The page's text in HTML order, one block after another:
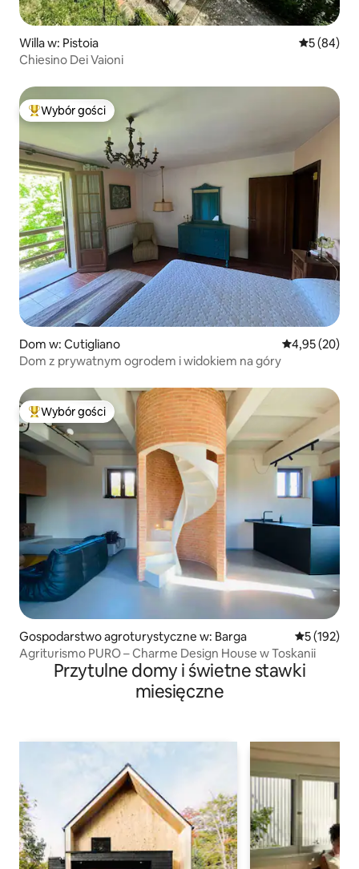
Willa w: Pistoia Średnia
5 (84)
Chiesino Dei Vaioni
Najpopularniejsze z kategorii Wybór gości
Wybór gości
Dom w: Cutigliano Średnia
4,95 (20)
Dom z prywatnym ogrodem i widokiem na góry
Najpopularniejsze z kategorii Wybór gości
Wybór gości
Gospodarstwo agroturystyczne w: Barga Średnia
5 (192)
Agriturismo PURO – Charme Design House w Toskanii
Przytulne domy i świetne stawki
miesięczne